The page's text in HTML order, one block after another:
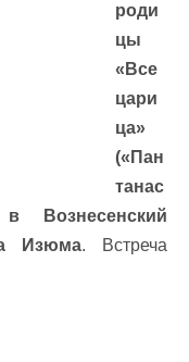
роди
цы
«Все
цари
ца»
(«Пан
танас
Изюма. Встреча